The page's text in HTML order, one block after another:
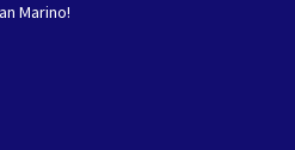
Marino!